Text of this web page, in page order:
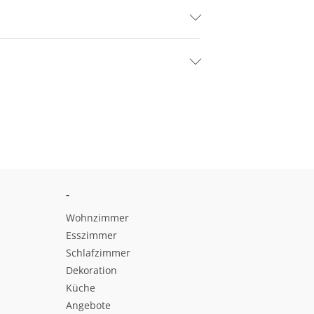
-
Wohnzimmer
Esszimmer
Schlafzimmer
Dekoration
Küche
Angebote